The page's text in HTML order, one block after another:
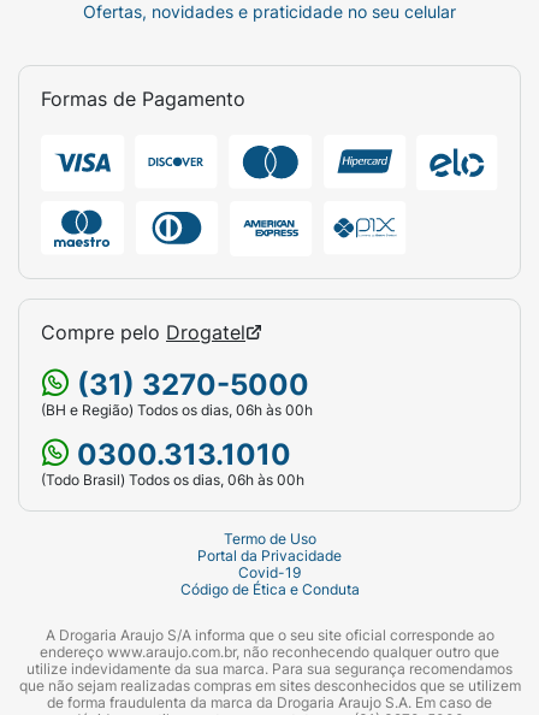
Ofertas, novidades e praticidade no seu celular
Formas de Pagamento
Compre pelo Drogatel
(31) 3270-5000
(BH e Região) Todos os dias, 06h às 00h
0300.313.1010
(Todo Brasil) Todos os dias, 06h às 00h
Termo de Uso
Portal da Privacidade
Covid-19
Código de Ética e Conduta
A Drogaria Araujo S/A informa que o seu site oficial corresponde ao
endereço www.araujo.com.br, não reconhecendo qualquer outro que
utilize indevidamente da sua marca. Para sua segurança recomendamos
que não sejam realizadas compras em sites desconhecidos que se utilizem
de forma fraudulenta da marca da Drogaria Araujo S.A. Em caso de